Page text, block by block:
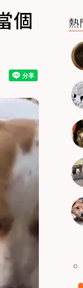
個 熱